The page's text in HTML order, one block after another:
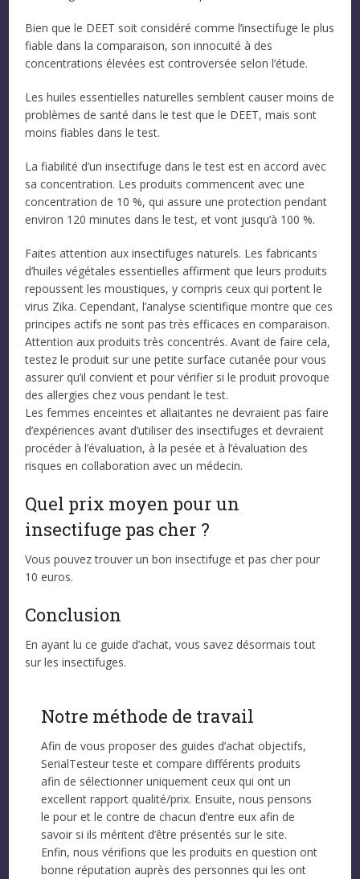
Bien que le DEET soit considéré comme l’insectifuge le plus
fiable dans la comparaison, son innocuité à des
concentrations élevées est controversée selon l’étude.
Les huiles essentielles naturelles semblent causer moins de
problèmes de santé dans le test que le DEET, mais sont
moins fiables dans le test.
La fiabilité d’un insectifuge dans le test est en accord avec
sa concentration. Les produits commencent avec une
concentration de 10 %, qui assure une protection pendant
environ 120 minutes dans le test, et vont jusqu’à 100 %.
Faites attention aux insectifuges naturels. Les fabricants
d’huiles végétales essentielles affirment que leurs produits
repoussent les moustiques, y compris ceux qui portent le
virus Zika. Cependant, l’analyse scientifique montre que ces
principes actifs ne sont pas très efficaces en comparaison.
Attention aux produits très concentrés. Avant de faire cela,
testez le produit sur une petite surface cutanée pour vous
assurer qu’il convient et pour vérifier si le produit provoque
des allergies chez vous pendant le test.
Les femmes enceintes et allaitantes ne devraient pas faire
d’expériences avant d’utiliser des insectifuges et devraient
procéder à l’évaluation, à la pesée et à l’évaluation des
risques en collaboration avec un médecin.
Quel prix moyen pour un
insectifuge pas cher ?
Vous pouvez trouver un bon insectifuge et pas cher pour
10 euros.
Conclusion
En ayant lu ce guide d’achat, vous savez désormais tout
sur les insectifuges.
Notre méthode de travail
Afin de vous proposer des guides d’achat objectifs,
SerialTesteur teste et compare différents produits
afin de sélectionner uniquement ceux qui ont un
excellent rapport qualité/prix. Ensuite, nous pensons
le pour et le contre de chacun d’entre eux afin de
savoir si ils méritent d’être présentés sur le site.
Enfin, nous vérifions que les produits en question ont
bonne réputation auprès des personnes qui les ont